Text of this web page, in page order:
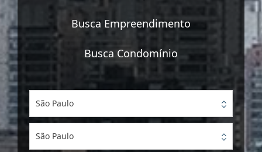
Busca Empreendimento
Busca Condomínio
São Paulo
São Paulo